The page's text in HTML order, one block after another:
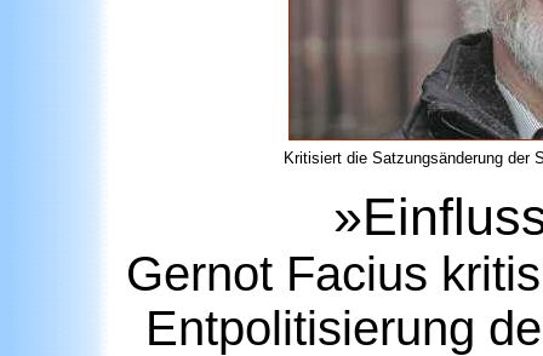
Kritisiert die Satzungsänderung der
Gernot Facius
Entpolitisierung